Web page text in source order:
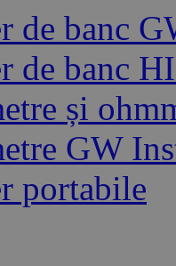
de banc
de banc
și
GW
portabile